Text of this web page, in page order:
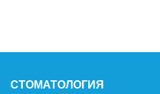
СТОМАТОЛОГИЯ